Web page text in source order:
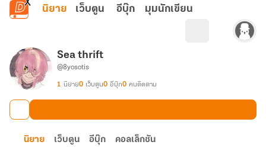
ข้ามไปยังเนื้อหาหลัก
นิยาย เว็บตูน อีบุ๊ก มุมนักเขียน
Sea thrift
@8yosotis
1 นิยาย0 เว็บตูน0 อีบุ๊ก0 คนติดตาม
นิยาย เว็บตูน อีบุ๊ก คอลเล็กชัน